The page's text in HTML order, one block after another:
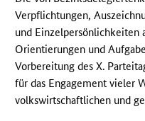
Verpflichtungen,
und Einzelpersönlichkeiten
Orientierungen und
Vorbereitung des X.
für das Engagement vieler
volkswirtschaftlichen und